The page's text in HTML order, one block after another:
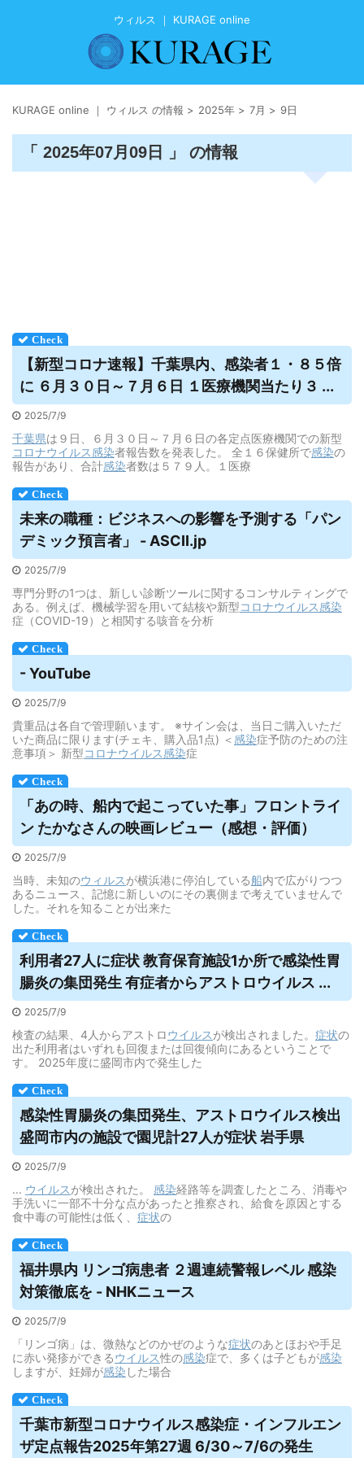
ウィルス ｜ KURAGE online
KURAGE online ｜ ウィルス の情報 > 2025年 > 7月 > 9日
「 2025年07月09日 」 の情報
【新型コロナ速報】千葉県内、感染者１・８５倍
に ６月３０日～７月６日 １医療機関当たり３ ...
2025/7/9
千葉県は９日、６月３０日～７月６日の各定点医療機関での新型
コロナウイルス感染者報告数を発表した。 全１６保健所で感染の
報告があり、合計感染者数は５７９人。１医療
未来の職種：ビジネスへの影響を予測する「パン
デミック預言者」 - ASCII.jp
2025/7/9
専門分野の1つは、新しい診断ツールに関するコンサルティングで
ある。例えば、機械学習を用いて結核や新型コロナウイルス感染
症（COVID-19）と相関する咳音を分析
- YouTube
2025/7/9
貴重品は各自で管理願います。 ※サイン会は、当日ご購入いただ
いた商品に限ります(チェキ、購入品1点) ＜ 感染症予防のための注
意事項＞ 新型コロナウイルス感染症
「あの時、船内で起こっていた事」フロントライ
ン たかなさんの映画レビュー（感想・評価）
2025/7/9
当時、未知のウィルスが横浜港に停泊している船内で広がりつつ
あるニュース、記憶に新しいのにその裏側まで考えていませんで
した。それを知ることが出来た
利用者27人に症状 教育保育施設1か所で感染性胃
腸炎の集団発生 有症者からアストロウイルス ...
2025/7/9
検査の結果、4人からアストロウイルスが検出されました。 症状の
出た利用者はいずれも回復または回復傾向にあるということで
す。 2025年度に盛岡市内で発生した
感染性胃腸炎の集団発生、アストロウイルス検出
盛岡市内の施設で園児計27人が症状 岩手県
2025/7/9
... ウイルスが検出された。 感染経路等を調査したところ、消毒や
手洗いに一部不十分な点があったと推察され、給食を原因とする
食中毒の可能性は低く、 症状の
福井県内 リンゴ病患者 ２週連続警報レベル 感染
対策徹底を - NHKニュース
2025/7/9
「リンゴ病」は、微熱などのかぜのような症状のあとほおや手足
に赤い発疹ができるウイルス性の感染症で、多くは子どもが感染
しますが、妊婦が感染 した場合
千葉市新型コロナウイルス感染症・インフルエン
ザ定点報告2025年第27週 6/30～7/6の発生